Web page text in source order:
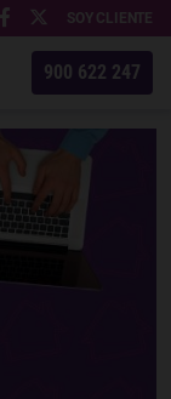
SOY CLIENTE
900 622 247